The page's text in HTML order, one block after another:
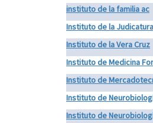
instituto de la familia ac
Instituto de la
Instituto de la Vera Cruz
Instituto de Medicina
Instituto de
Instituto de
Instituto de